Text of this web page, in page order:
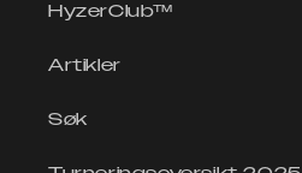
HyzerClub™
Artikler
Søk